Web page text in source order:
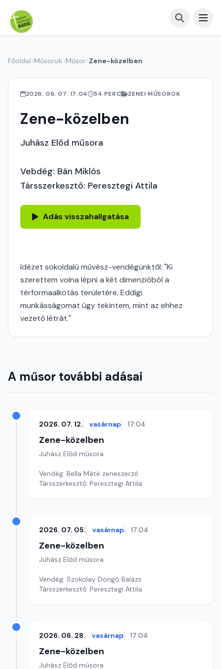
Főoldal Műsorok Műsor Zene-közelben
2026. 06. 07. 17:04 54 PERC ZENEI MŰSOROK
Zene-közelben
Juhász Előd műsora
Vebdég: Bán Miklós
Társszerkesztő: Peresztegi Attila
Adás visszahallgatása
Idézet sokoldalú művész-vendégünktől: "Ki
szerettem volna lépni a két dimenzióból a
térformaalkotás területére. Eddigi
munkásságomat úgy tekintem, mint az ehhez
vezető létrát."
A műsor további adásai
2026. 07. 12. vasárnap 17:04
Zene-közelben
Juhász Előd műsora
Vendég: Bella Máté zeneszerző
Társszerkesztő: Peresztegi Attila
2026. 07. 05. vasárnap 17:04
Zene-közelben
Juhász Előd műsora
Vendég: Szokolay Dongó Balázs
Társszerkesztő: Peresztegi Attila
2026. 06. 28. vasárnap 17:04
Zene-közelben
Juhász Előd műsora